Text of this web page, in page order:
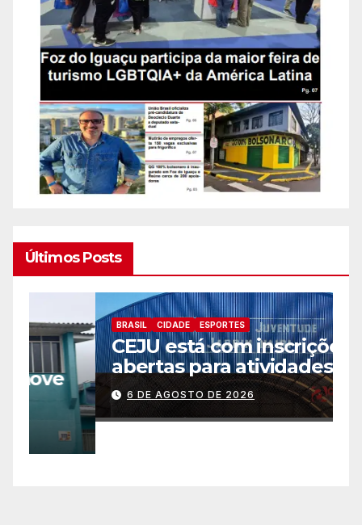
Últimos Posts
BRASIL CIDADE ESPORTES
CEJU está com inscrições
abertas para atividades
gratuitas
6 DE AGOSTO DE 2026